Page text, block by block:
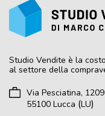
Studio Vendite è la
al settore della
Via Pesciatina, 1209
55100 Lucca (LU)